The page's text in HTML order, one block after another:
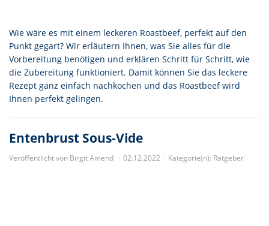
Wie wäre es mit einem leckeren Roastbeef, perfekt auf den
Punkt gegart? Wir erläutern Ihnen, was Sie alles für die
Vorbereitung benötigen und erklären Schritt für Schritt, wie
die Zubereitung funktioniert. Damit können Sie das leckere
Rezept ganz einfach nachkochen und das Roastbeef wird
Ihnen perfekt gelingen.
Entenbrust Sous-Vide
Veröffentlicht von Birgit Amend 02.12.2022 Kategorie(n): Ratgeber